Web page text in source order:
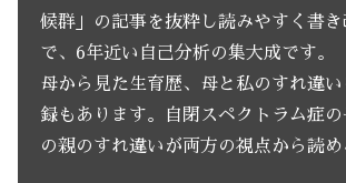
候群」の記事を抜粋し読みやすく書き
で、6年近い自己分析の集大成です。
母から見た生育歴、母と私のすれ違
録もあります。自閉スペクトラム症
の親のすれ違いが両方の視点から読め